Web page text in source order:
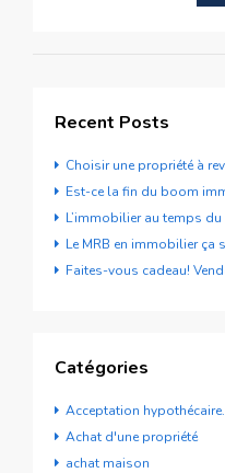
Recent Posts
Choisir une propriété à
Est-ce la fin du boom
L’immobilier au temps
Le MRB en immobilier ça
Faites-vous cadeau!
Catégories
Acceptation
Achat d'une propriété
achat maison